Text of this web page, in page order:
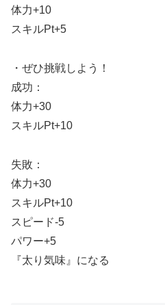
体力+10
スキルPt+5
・ぜひ挑戦しよう！
成功：
体力+30
スキルPt+10
失敗：
体力+30
スキルPt+10
スピード-5
パワー+5
『太り気味』になる